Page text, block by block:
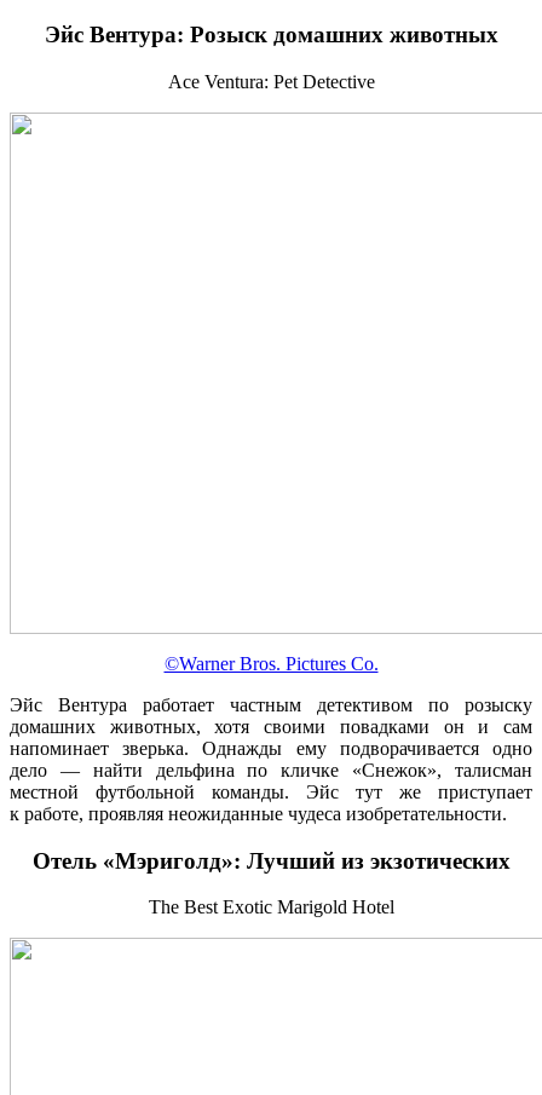
Эйс Вентура: Розыск домашних животных
Ace Ventura: Pet Detective
©Warner Bros. Pictures Co.
Эйс Вентура работает частным детективом по розыску
домашних животных, хотя своими повадками он и сам
напоминает зверька. Однажды ему подворачивается одно
дело — найти дельфина по кличке «Снежок», талисман
местной футбольной команды. Эйс тут же приступает
к работе, проявляя неожиданные чудеса изобретательности.
Отель «Мэриголд»: Лучший из экзотических
The Best Exotic Marigold Hotel